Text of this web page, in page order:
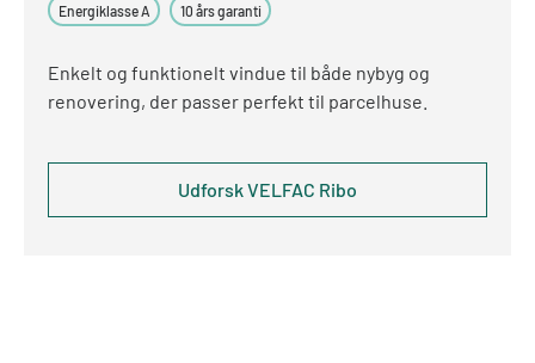
Energiklasse A 10 års garanti
Enkelt og funktionelt vindue til både nybyg og
renovering, der passer perfekt til parcelhuse.
Udforsk VELFAC Ribo